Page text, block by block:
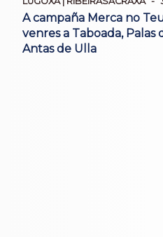
A campaña Merca no
venres a Taboada, Palas
Antas de Ulla